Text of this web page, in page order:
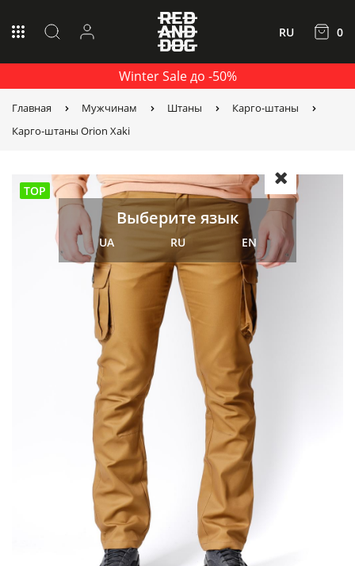
Winter Sale до -50%
RU 0
Главная Мужчинам Штаны
Карго-штаны
Карго-штаны Orion Xaki
TOP
Выберите язык
UA RU EN